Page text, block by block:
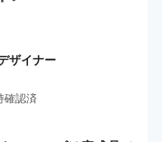
ザイナー
確認済